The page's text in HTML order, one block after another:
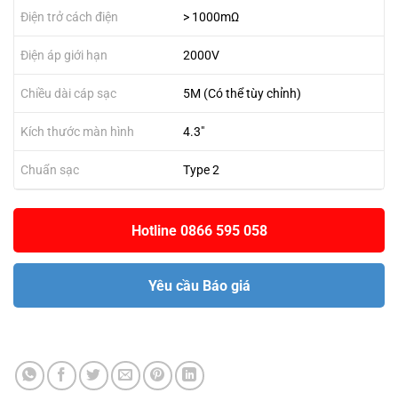
Điện trở cách điện > 1000mΩ
Điện áp giới hạn 2000V
Chiều dài cáp sạc 5M (Có thể tùy chỉnh)
Kích thước màn hình 4.3"
Chuẩn sạc Type 2
Hotline 0866 595 058
Yêu cầu Báo giá